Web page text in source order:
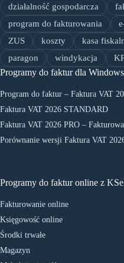
działalność gospodarcza
program do fakturowania
ZUS
koszty kasa
paragon
windykacja
Programy do faktur dla
Program do faktur – Faktura VAT
Faktura VAT 2026 STANDARD
Faktura VAT 2026 PRO –
Porównanie wersji Faktura VAT
Programy do faktur online z
Fakturowanie online
Księgowość online
Środki trwałe
Magazyn